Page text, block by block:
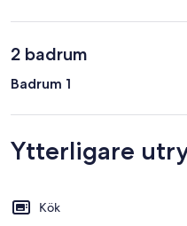
2 badrum
Badrum 1
Ytterligare
Kök